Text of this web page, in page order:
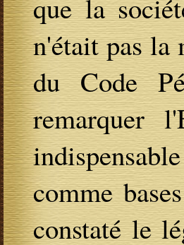
que la
n'était pas la
du Code
remarquer
comme
constaté le